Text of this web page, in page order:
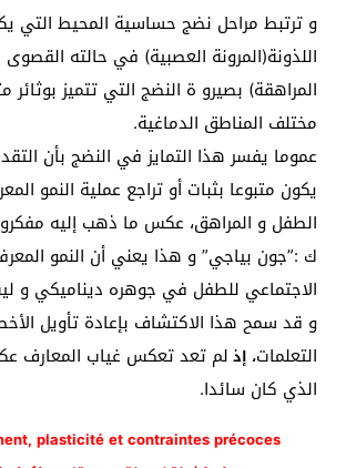
و ترتبط مراحل نضج حساسية المحيط التي
اللذونة(المرونة العصبية) في حالته
المراهقة) بصيرو ة النضج التي تتميز بوثائر
مختلف المناطق الدماغية.
عموما يفسر هذا التمايز في النضج بأن
يكون متبوعا بثبات أو تراجع عملية النمو
الطفل و المراهق، عكس ما ذهب إليه
ك :”جون بياجي” و هذا يعني أن النمو
الاجتماعي للطفل في جوهره ديناميكي و
و قد سمح هذا الاكتشاف بإعادة تأويل
التعلمات، إذ لم تعد تعكس غياب المعارف
الذي كان سائدا.
plasticité et contraintes précoces.